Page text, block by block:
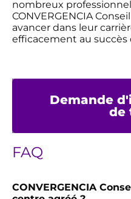
nombreux
CONVERGENCIA
avancer dans leur
efficacement au succès
Demande
de
FAQ
CONVERGENCIA